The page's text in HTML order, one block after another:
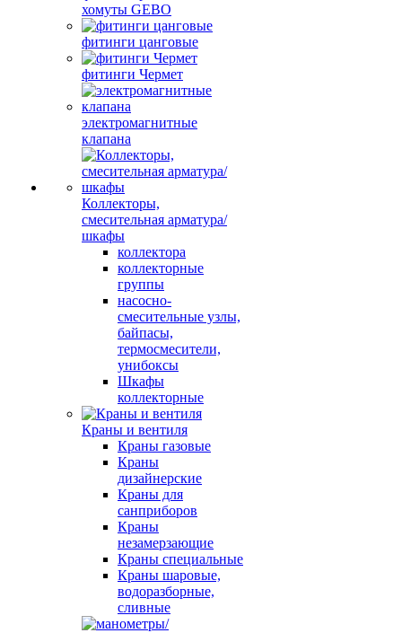
хомуты GEBO
фитинги цанговые
фитинги Чермет
электромагнитные
клапана
Коллекторы,
смесительная арматура/
шкафы
коллектора
коллекторные
группы
насосно-
смесительные узлы,
байпасы,
термосмесители,
унибоксы
Шкафы
коллекторные
Краны и вентиля
Краны газовые
Краны
дизайнерские
Краны для
санприборов
Краны
незамерзающие
Краны специальные
Краны шаровые,
водоразборные,
сливные